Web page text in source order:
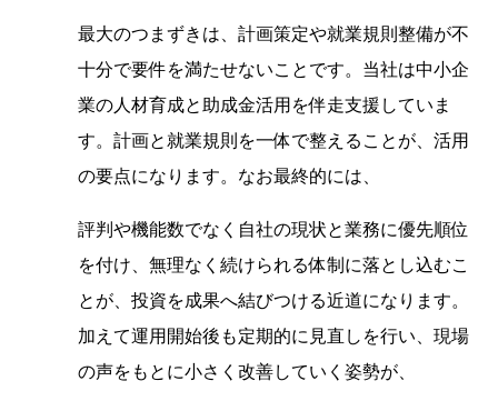
最大のつまずきは、計画策定や就業規則整備が不
十分で要件を満たせないことです。当社は中小企
業の人材育成と助成金活用を伴走支援していま
す。計画と就業規則を一体で整えることが、活用
の要点になります。なお最終的には、
評判や機能数でなく自社の現状と業務に優先順位
を付け、無理なく続けられる体制に落とし込むこ
とが、投資を成果へ結びつける近道になります。
加えて運用開始後も定期的に見直しを行い、現場
の声をもとに小さく改善していく姿勢が、